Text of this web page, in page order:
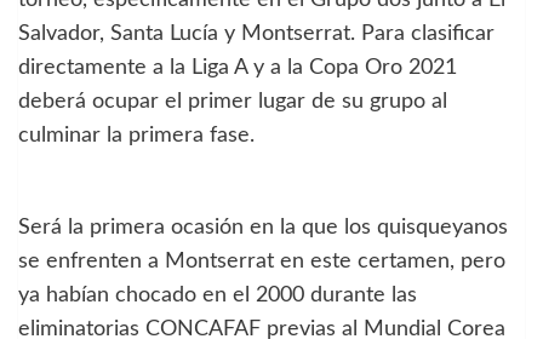
Salvador, Santa Lucía y Montserrat. Para clasificar
directamente a la Liga A y a la Copa Oro 2021
deberá ocupar el primer lugar de su grupo al
culminar la primera fase.
Será la primera ocasión en la que los quisqueyanos
se enfrenten a Montserrat en este certamen, pero
ya habían chocado en el 2000 durante las
eliminatorias CONCAFAF previas al Mundial Corea